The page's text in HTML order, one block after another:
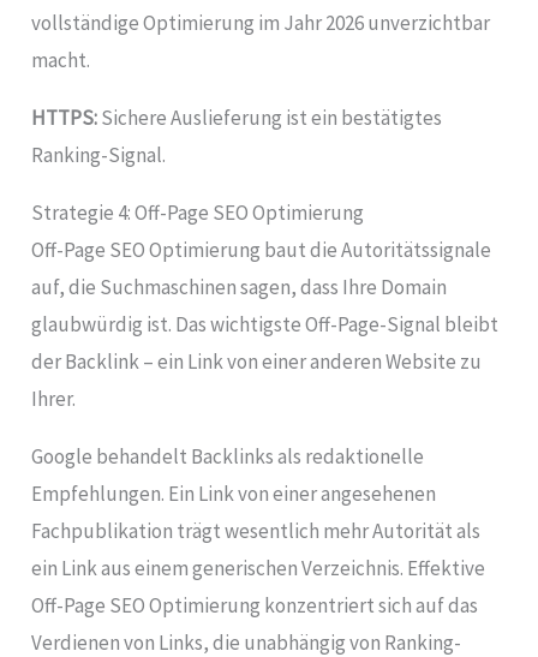
vollständige Optimierung im Jahr 2026 unverzichtbar
macht.
HTTPS:Sichere Auslieferung ist ein bestätigtes
Ranking-Signal.
Strategie 4: Off-Page SEO Optimierung
Off-Page SEO Optimierung baut die Autoritätssignale
auf, die Suchmaschinen sagen, dass Ihre Domain
glaubwürdig ist. Das wichtigste Off-Page-Signal bleibt
der Backlink – ein Link von einer anderen Website zu
Ihrer.
Google behandelt Backlinks als redaktionelle
Empfehlungen. Ein Link von einer angesehenen
Fachpublikation trägt wesentlich mehr Autorität als
ein Link aus einem generischen Verzeichnis. Effektive
Off-Page SEO Optimierung konzentriert sich auf das
Verdienen von Links, die unabhängig von Ranking-